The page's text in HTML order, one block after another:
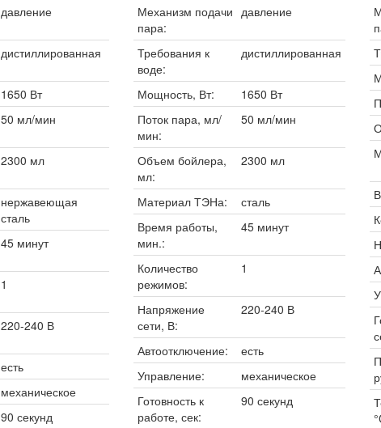
давление
дистиллированная
1650 Вт
50 мл/мин
2300 мл
нержавеющая
сталь
45 минут
1
220-240 В
есть
механическое
90 секунд
Механизм подачи
пара:
давление
Требования к
воде:
дистиллированная
Мощность, Вт:
1650 Вт
Поток пара, мл/
мин:
50 мл/мин
Объем бойлера,
мл:
2300 мл
Материал ТЭНа:
сталь
Время работы,
мин.:
45 минут
Количество
режимов:
1
Напряжение
сети, В:
220-240 В
Автоотключение:
есть
Управление:
механическое
Готовность к
работе, сек:
90 секунд